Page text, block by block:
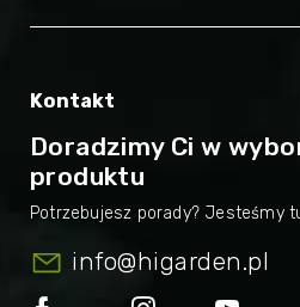
Kontakt
Doradzimy Ci w
produktu
info@higarden.pl